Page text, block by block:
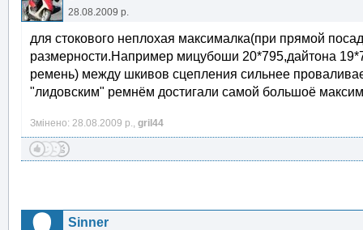
28.08.2009 р.
для стокового неплохая максималка(при прямой
размерности.Например мицубоши 20*795,дайтона
ремень) между шкивов сцепления сильнее
"лидовским" ремнём достигали самой большоё
Змінено: 28.08.2009 р., gril44
Sinner